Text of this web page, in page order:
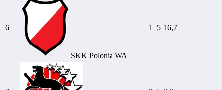
6
SKK Polonia WA
1 5 16,7